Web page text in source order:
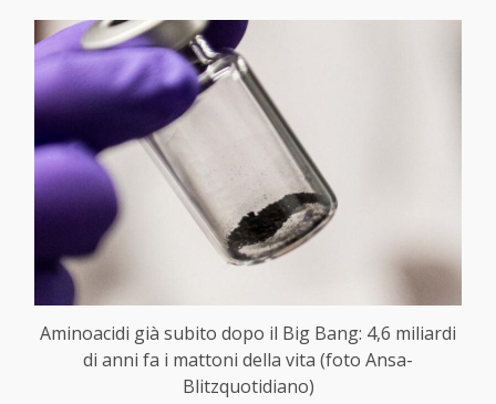
Aminoacidi già subito dopo il Big Bang: 4,6 miliardi
di anni fa i mattoni della vita (foto Ansa-
Blitzquotidiano)